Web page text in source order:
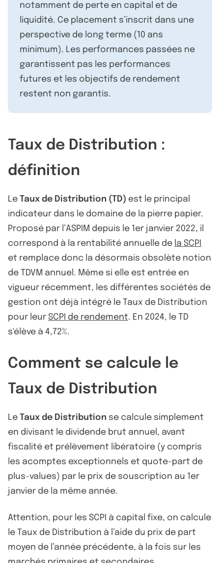
notamment de perte en capital et de
liquidité. Ce placement s’inscrit dans une
perspective de long terme (10 ans
minimum). Les performances passées ne
garantissent pas les performances
futures et les objectifs de rendement
restent non garantis.
Taux de Distribution :
définition
Le Taux de Distribution (TD) est le principal
indicateur dans le domaine de la pierre papier.
Proposé par l’ASPIM depuis le 1er janvier 2022, il
correspond à la rentabilité annuelle de la SCPI
et remplace donc la désormais obsolète notion
de TDVM annuel. Même si elle est entrée en
vigueur récemment, les différentes sociétés de
gestion ont déjà intégré le Taux de Distribution
pour leur SCPI de rendement. En 2024, le TD
s'élève à 4,72%.
Comment se calcule le
Taux de Distribution
Le Taux de Distribution se calcule simplement
en divisant le dividende brut annuel, avant
fiscalité et prélèvement libératoire (y compris
les acomptes exceptionnels et quote-part de
plus-values) par le prix de souscription au 1er
janvier de la même année.
Attention, pour les SCPI à capital fixe, on calcule
le Taux de Distribution à l’aide du prix de part
moyen de l’année précédente, à la fois sur les